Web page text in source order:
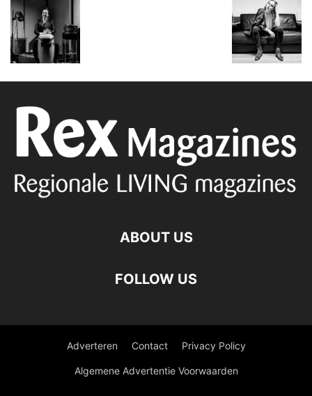
ABOUT US
FOLLOW US
Adverteren Contact Privacy Policy
Algemene Advertentie Voorwaarden